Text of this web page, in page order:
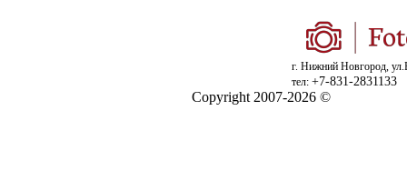
г. Нижний Новгород,
тел: +7-831-2831133
Copyright 2007-2026 ©